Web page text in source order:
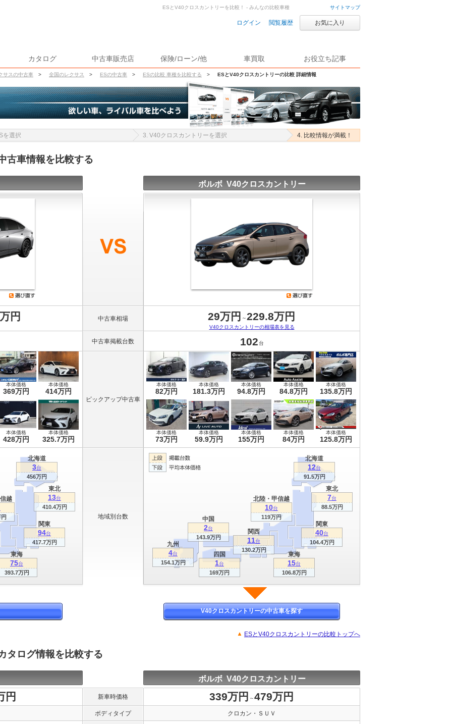
サイトマップ
ログイン 閲覧履歴 お気に入り
カタログ 中古車販売店 保険/ローン/他 車買取 お役立ち記事
サスの中古車 > 全国のレクサス > ESの中古車 > ESの比較 車種を比較する > ESとV40クロスカントリーの比較 詳細情報
ESとV40クロスカントリーを比較！ - みんなの比較車種
を選択 3. V40クロスカントリーを選択 4. 比較情報が満載！
古車情報を比較する
ボルボ V40クロスカントリー
円 中古車相場 29万円 ～229.8万円
V40クロスカントリーの相場表を見る
中古車掲載台数 102 台
本体価格
369万円
本体価格
414万円
本体価格
428万円
本体価格
325.7万円
ピックアップ中古車
本体価格
82万円
本体価格
181.3万円
本体価格
94.8万円
本体価格
84.8万円
本体価格
135.8万円
本体価格
73万円
本体価格
59.9万円
本体価格
155万円
本体価格
84万円
本体価格
125.8万円
関東
94台
417.7万円
東海
75台
393.7万円
北海道
3台
456万円
東北
13台
410.4万円
越
地域別台数
関東
40台
104.4万円
関西
11台
130.2万円
東海
15台
106.8万円
北海道
12台
91.5万円
九州
4台
154.1万円
東北
7台
88.5万円
北陸・甲信越
10台
119万円
中国
2台
143.9万円
四国
1台
169万円
V40クロスカントリーの中古車を探す
ESとV40クロスカントリーの比較トップへ
タログ情報を比較する
ボルボ V40クロスカントリー
円 新車時価格 339万円 ～479万円
ボディタイプ クロカン・ＳＵＶ